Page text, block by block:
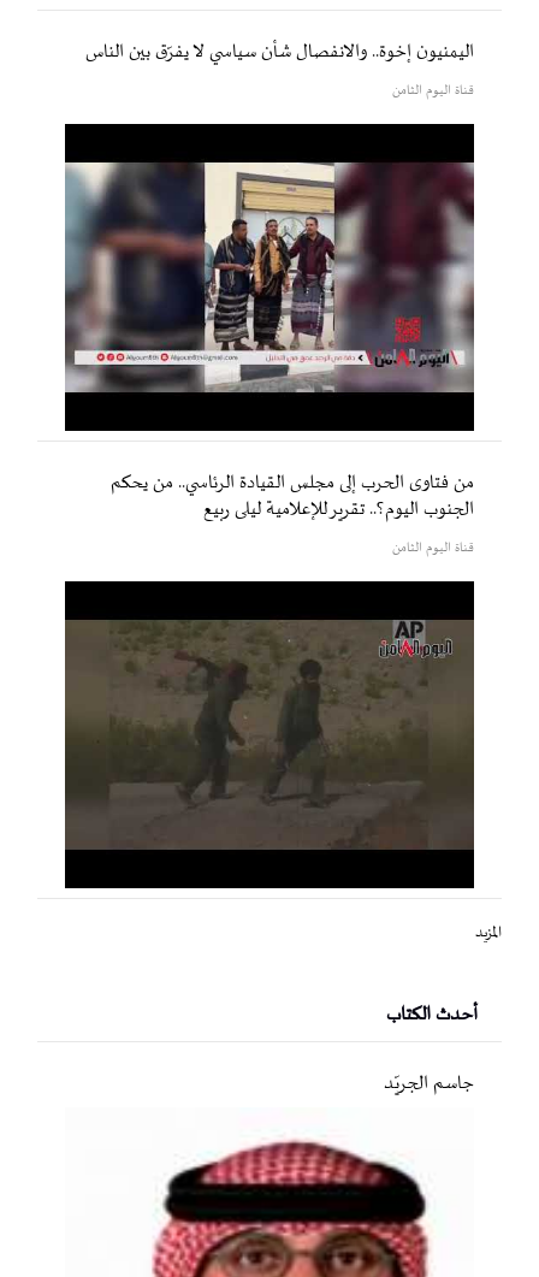
اليمنيون إخوة.. والانفصال شأن سياسي لا يفرّق بين الناس
قناة اليوم الثامن
من فتاوى الحرب إلى مجلس القيادة الرئاسي.. من يحكم
الجنوب اليوم؟.. تقرير للإعلامية ليلى ربيع
قناة اليوم الثامن
المزيد
أحدث الكتاب
جاسم الجريّد